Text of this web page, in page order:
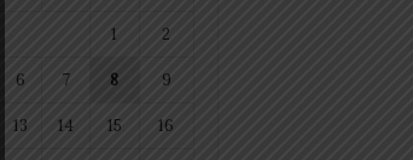
1 2
6 7 8 9
13 14 15 16